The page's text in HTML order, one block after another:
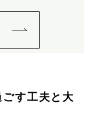
ごす工夫と大